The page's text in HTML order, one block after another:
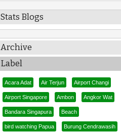
Stats Blogs
Archive
Label
Acara Adat Air Terjun Airport Changi
Airport Singapore Ambon Angkor Wat
Bandara Singapura Beach
bird watching Papua Burung Cendrawasih